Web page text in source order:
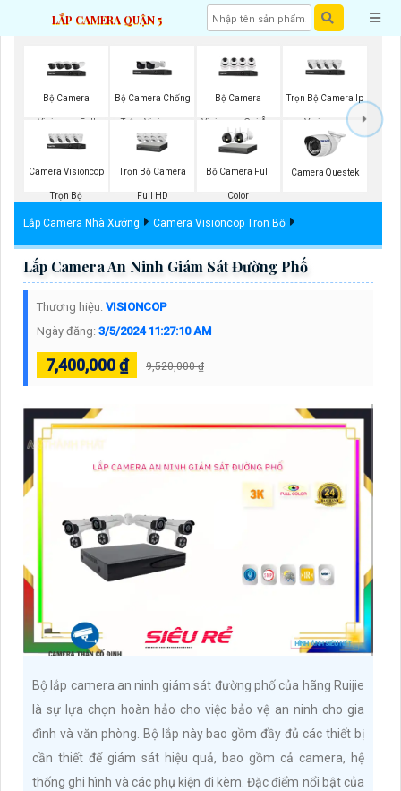
LẮP CAMERA QUẬN 5
Bộ Camera
Visioncop Full
Color
Bộ Camera Chống
Trộm Visioncop
Bộ Camera
Visioncop Ghi Âm
Trọn Bộ Camera Ip
Visioncop
Camera Visioncop
Trọn Bộ
Trọn Bộ Camera
Full HD
Bộ Camera Full
Color
Camera Questek
Lắp Camera Nhà Xưởng Camera Visioncop Trọn Bộ
Lắp Camera An Ninh Giám Sát Đường Phố
Thương hiệu: VISIONCOP
Ngày đăng: 3/5/2024 11:27:10 AM
7,400,000 ₫ 9,520,000 ₫
Bộ lắp camera an ninh giám sát đường phố của hãng Ruijie
là sự lựa chọn hoàn hảo cho việc bảo vệ an ninh cho gia
đình và văn phòng. Bộ lắp này bao gồm đầy đủ các thiết bị
cần thiết để giám sát hiệu quả, bao gồm cả camera, hệ
thống ghi hình và các phụ kiện đi kèm. Đặc điểm nổi bật của